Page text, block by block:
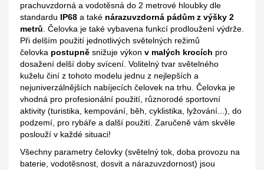
prachuvzdorná a vodotěsná do 2 metrové hloubky dle
standardu IP68 a také nárazuvzdorná pádům z výšky 2
metrů. Čelovka je také vybavena funkcí prodloužení výdrže.
Při delším použití jednotlivých světelných režimů
čelovka postupně snižuje výkon v malých krocích pro
dosažení delší doby svícení. Volitelný tvar světelného
kuželu činí z tohoto modelu jednu z nejlepších a
nejuniverzálnějších nabíjecích čelovek na trhu. Čelovka je
vhodná pro profesionální použití, různorodé sportovní
aktivity (turistika, kempování, běh, cyklistika, lyžování...), do
podzemí, pro rybáře a další použití. Zaručeně vám skvěle
poslouží v každé situaci!
Všechny parametry čelovky (světelný tok, doba provozu na
baterie, vodotěsnost, dosvit a nárazuvzdornost) jsou